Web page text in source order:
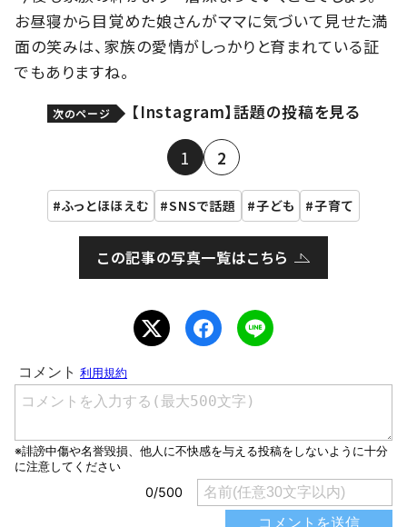
お昼寝から目覚めた娘さんがママに気づいて見せた満
面の笑みは、家族の愛情がしっかりと育まれている証
でもありますね。
次のページ 【Instagram】話題の投稿を見る
1 2
ふっとほほえむ SNSで話題 子ども 子育て
この記事の写真一覧はこちら